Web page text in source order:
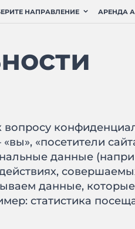
НАПРАВЛЕНИЕ АРЕНДА
вопросу
«посетители
данные
данные,
статистика